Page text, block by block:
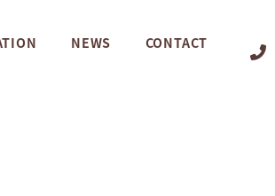
NEWS CONTACT